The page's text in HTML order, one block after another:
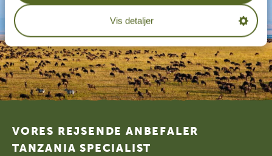
Vis detaljer
Footer
VORES REJSENDE ANBEFALER
TANZANIA SPECIALIST